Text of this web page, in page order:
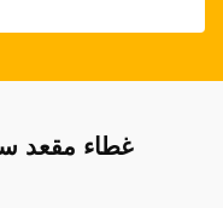
غطاء مقعد